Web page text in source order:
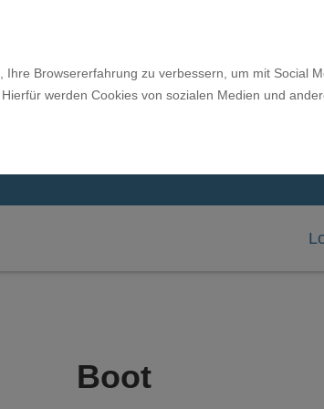
Browsererfahrung zu verbessern, um mit Social
werden Cookies von sozialen Medien und
Boot